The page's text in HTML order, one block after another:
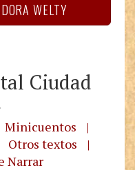
WELTY
Ciudad
Minicuentos
|
Otros textos
|
Narrar